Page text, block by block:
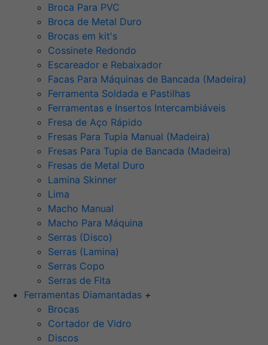
Broca Para PVC
Broca de Metal Duro
Brocas em kit's
Cossinete Redondo
Escareador e Rebaixador
Facas Para Máquinas de Bancada (Madeira)
Ferramenta Soldada e Pastilhas
Ferramentas e Insertos Intercambiáveis
Fresa de Aço Rápido
Fresas Para Tupia Manual (Madeira)
Fresas Para Tupia de Bancada (Madeira)
Fresas de Metal Duro
Lamina Skinner
Lima
Macho Manual
Macho Para Máquina
Serras (Disco)
Serras (Lamina)
Serras Copo
Serras de Fita
Ferramentas Diamantadas +
Brocas
Cortador de Vidro
Discos